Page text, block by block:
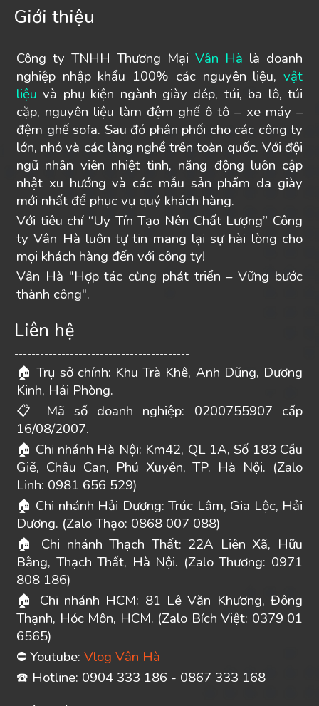
Giới thiệu
-----------------------------------------
Công ty TNHH Thương Mại Vân Hà là doanh
nghiệp nhập khẩu 100% các nguyên liệu, vật
liệu và phụ kiện ngành giày dép, túi, ba lô, túi
cặp, nguyên liệu làm đệm ghế ô tô – xe máy –
đệm ghế sofa. Sau đó phân phối cho các công ty
lớn, nhỏ và các làng nghề trên toàn quốc. Với đội
ngũ nhân viên nhiệt tình, năng động luôn cập
nhật xu hướng và các mẫu sản phẩm da giày
mới nhất để phục vụ quý khách hàng.
Với tiêu chí “Uy Tín Tạo Nên Chất Lượng” Công
ty Vân Hà luôn tự tin mang lại sự hài lòng cho
mọi khách hàng đến với công ty!
Vân Hà "Hợp tác cùng phát triển – Vững bước
thành công".
Liên hệ
-----------------------------------------
🏠 Trụ sở chính: Khu Trà Khê, Anh Dũng, Dương
Kinh, Hải Phòng.
📋
Mã số doanh nghiệp: 0200755907 cấp
16/08/2007.
🏠 Chi nhánh Hà Nội: Km42, QL 1A, Số 183 Cầu
Giẽ, Châu Can, Phú Xuyên, TP. Hà Nội. (Zalo
Linh: 0981 656 529)
🏠 Chi nhánh Hải Dương: Trúc Lâm, Gia Lộc, Hải
Dương. (Zalo Thạo: 0868 007 088)
🏠 Chi nhánh Thạch Thất: 22A Liên Xã, Hữu
Bằng, Thạch Thất, Hà Nội. (Zalo Thương: 0971
808 186)
🏠
Chi nhánh HCM: 81 Lê Văn Khương, Đông
Thạnh, Hóc Môn, HCM. (Zalo Bích Việt: 0379 01
6565)
⛔ Youtube: Vlog Vân Hà
☎ ️ Hotline: 0904 333 186 - 0867 333 168